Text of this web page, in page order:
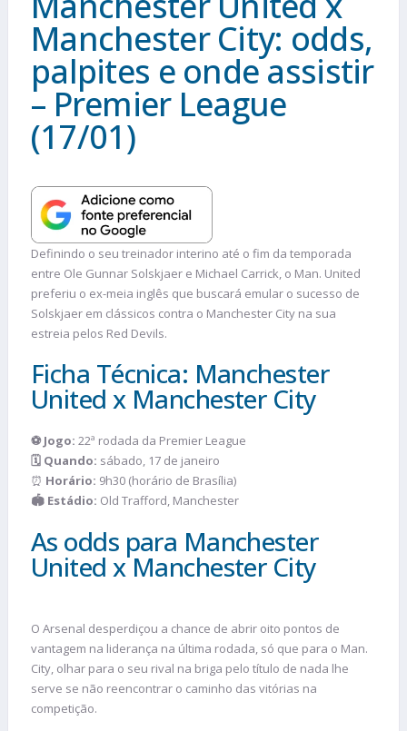
Manchester City: odds,
palpites e onde assistir
– Premier League
(17/01)
Definindo o seu treinador interino até o fim da temporada
entre Ole Gunnar Solskjaer e Michael Carrick, o Man. United
preferiu o ex-meia inglês que buscará emular o sucesso de
Solskjaer em clássicos contra o Manchester City na sua
estreia pelos Red Devils.
Ficha Técnica: Manchester
United x Manchester City
⚽ Jogo: 22ª rodada da Premier League
🗓️ Quando: sábado, 17 de janeiro
⏰ Horário: 9h30 (horário de Brasília)
🏟️ Estádio: Old Trafford, Manchester
As odds para Manchester
United x Manchester City
O Arsenal desperdiçou a chance de abrir oito pontos de
vantagem na liderança na última rodada, só que para o Man.
City, olhar para o seu rival na briga pelo título de nada lhe
serve se não reencontrar o caminho das vitórias na
competição.